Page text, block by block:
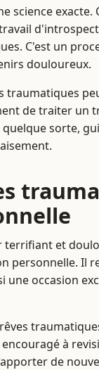
science
C'est un
douloureux.
traumatiques
de traiter un
sorte,
et
personnelle. Il
une occasion
à
de